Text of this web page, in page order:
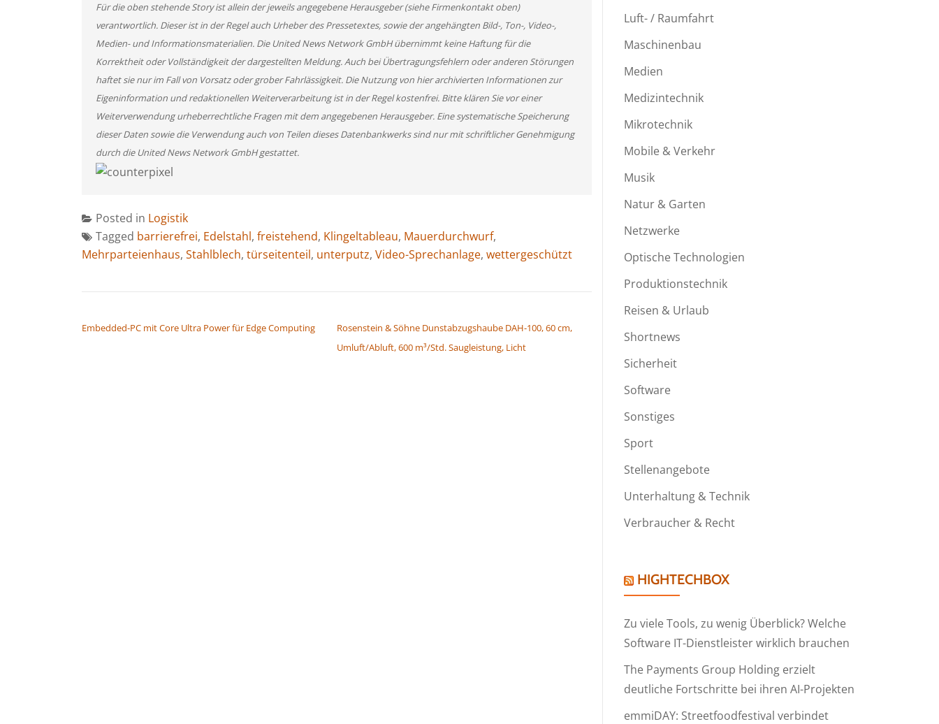
Für die oben stehende Story ist allein der jeweils angegebene Herausgeber (siehe Firmenkontakt oben)
verantwortlich. Dieser ist in der Regel auch Urheber des Pressetextes, sowie der angehängten Bild-, Ton-, Video-,
Medien- und Informationsmaterialien. Die United News Network GmbH übernimmt keine Haftung für die
Korrektheit oder Vollständigkeit der dargestellten Meldung. Auch bei Übertragungsfehlern oder anderen Störungen
haftet sie nur im Fall von Vorsatz oder grober Fahrlässigkeit. Die Nutzung von hier archivierten Informationen zur
Eigeninformation und redaktionellen Weiterverarbeitung ist in der Regel kostenfrei. Bitte klären Sie vor einer
Weiterverwendung urheberrechtliche Fragen mit dem angegebenen Herausgeber. Eine systematische Speicherung
dieser Daten sowie die Verwendung auch von Teilen dieses Datenbankwerks sind nur mit schriftlicher Genehmigung
durch die United News Network GmbH gestattet.
Posted in Logistik
Tagged barrierefrei, Edelstahl, freistehend, Klingeltableau, Mauerdurchwurf,
Mehrparteienhaus, Stahlblech, türseitenteil, unterputz, Video-Sprechanlage, wettergeschützt
Embedded-PC mit Core Ultra Power für Edge Computing
Rosenstein & Söhne Dunstabzugshaube DAH-100, 60 cm,
Umluft/Abluft, 600 m³/Std. Saugleistung, Licht
Luft- / Raumfahrt
Maschinenbau
Medien
Medizintechnik
Mikrotechnik
Mobile & Verkehr
Musik
Natur & Garten
Netzwerke
Optische Technologien
Produktionstechnik
Reisen & Urlaub
Shortnews
Sicherheit
Software
Sonstiges
Sport
Stellenangebote
Unterhaltung & Technik
Verbraucher & Recht
HIGHTECHBOX
Zu viele Tools, zu wenig Überblick? Welche
Software IT-Dienstleister wirklich brauchen
The Payments Group Holding erzielt
deutliche Fortschritte bei ihren AI-Projekten
emmiDAY: Streetfoodfestival verbindet